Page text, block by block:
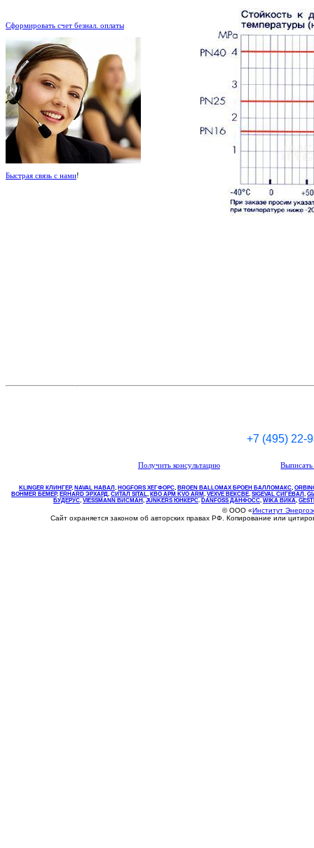
Сформировать счет безнал. оплаты
Быстрая связь с нами!
+7 (495) 22-
Получить консультацию
KLINGER КЛИНГЕР, NAVAL НАВАЛ , НOGFORS ХЕГФОРС, BROEN BALLOMAX БРОЕН БАЛЛОМАКС,
BOHMER БЕМЕР, ERHARD ЭРХАРД, СИТАЛ SITAL, КВО АРМ KVO ARM, VEXVE ВЕКСВЕ, SIGEVAL СИГЕВАЛ ,
БУДЕРУС, VIESSMANN ВИСМАН , JUNKERS ЮНКЕРС. DANFOSS ДАНФОСС, WIKA ВИКА,
© ООО «Институт
Сайт охраняется законом об авторских правах РФ. Копирование или